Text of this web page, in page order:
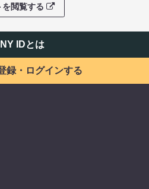
を閲覧する
IDとは
録・ログインする